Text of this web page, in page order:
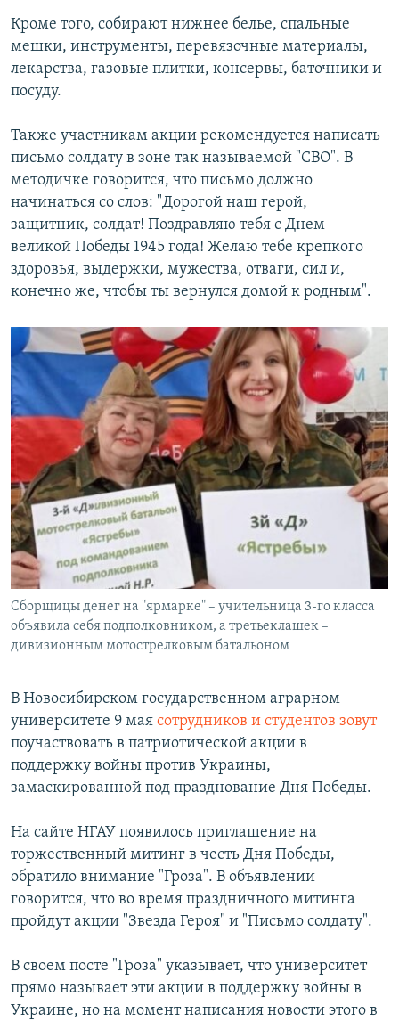
Кроме того, собирают нижнее белье, спальные
мешки, инструменты, перевязочные материалы,
лекарства, газовые плитки, консервы, баточники и
посуду.
Также участникам акции рекомендуется написать
письмо солдату в зоне так называемой "СВО". В
методичке говорится, что письмо должно
начинаться со слов: "Дорогой наш герой,
защитник, солдат! Поздравляю тебя с Днем
великой Победы 1945 года! Желаю тебе крепкого
здоровья, выдержки, мужества, отваги, сил и,
конечно же, чтобы ты вернулся домой к родным".
Сборщицы денег на "ярмарке" – учительница 3-го класса
объявила себя подполковником, а третьеклашек –
дивизионным мотострелковым батальоном
В Новосибирском государственном аграрном
университете 9 мая сотрудников и студентов зовут
поучаствовать в патриотической акции в
поддержку войны против Украины,
замаскированной под празднование Дня Победы.
На сайте НГАУ появилось приглашение на
торжественный митинг в честь Дня Победы,
обратило внимание "Гроза". В объявлении
говорится, что во время праздничного митинга
пройдут акции "Звезда Героя" и "Письмо солдату".
В своем посте "Гроза" указывает, что университет
прямо называет эти акции в поддержку войны в
Украине, но на момент написания новости этого в